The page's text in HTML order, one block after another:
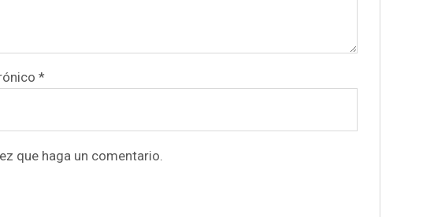
*
que haga un comentario.